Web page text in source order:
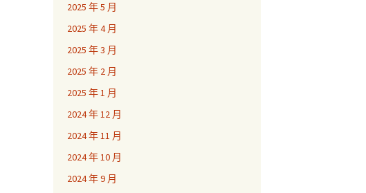
2025 年 5 月
2025 年 4 月
2025 年 3 月
2025 年 2 月
2025 年 1 月
2024 年 12 月
2024 年 11 月
2024 年 10 月
2024 年 9 月